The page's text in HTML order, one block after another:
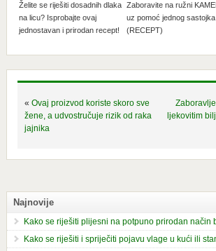
Želite se riješiti dosadnih dlaka
na licu? Isprobajte ovaj
jednostavan i prirodan recept!
Zaboravite na ružni
uz pomoć jednog sastojka
(RECEPT)
« Ovaj proizvod koriste skoro sve
žene, a udvostručuje rizik od raka
jajnika
ljekovitim
Najnovije
Kako se riješiti plijesni na potpuno prirodan način
Kako se riješiti i spriječiti pojavu vlage u kući ili